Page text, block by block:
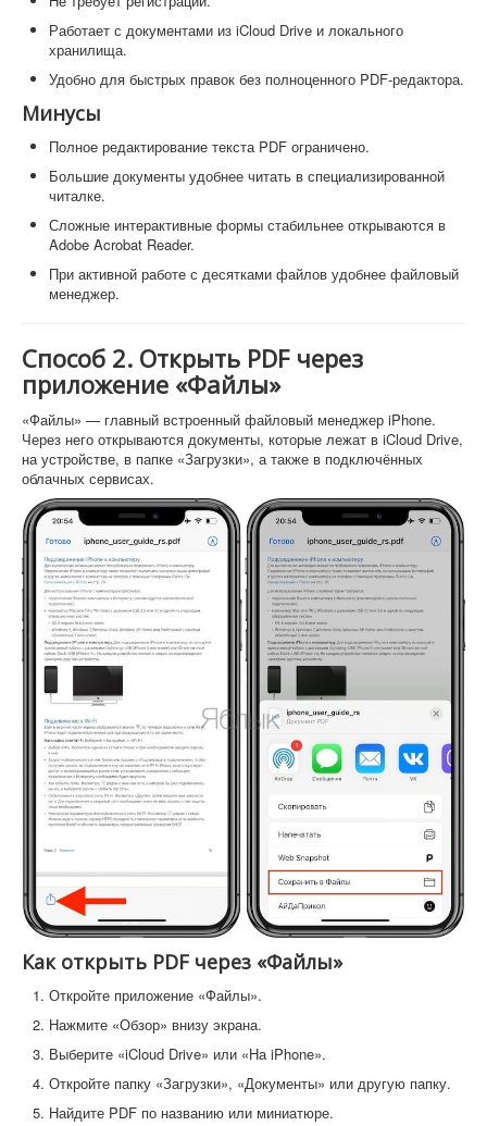
Работает с документами из iCloud Drive и локального
хранилища.
Удобно для быстрых правок без полноценного PDF-редактора.
Минусы
Полное редактирование текста PDF ограничено.
Большие документы удобнее читать в специализированной
читалке.
Сложные интерактивные формы стабильнее открываются в
Adobe Acrobat Reader.
При активной работе с десятками файлов удобнее файловый
менеджер.
Способ 2. Открыть PDF через
приложение «Файлы»
«Файлы» — главный встроенный файловый менеджер iPhone.
Через него открываются документы, которые лежат в iCloud Drive,
на устройстве, в папке «Загрузки», а также в подключённых
облачных сервисах.
Как открыть PDF через «Файлы»
Откройте приложение «Файлы».
Нажмите «Обзор» внизу экрана.
Выберите «iCloud Drive» или «На iPhone».
Откройте папку «Загрузки», «Документы» или другую папку.
Найдите PDF по названию или миниатюре.